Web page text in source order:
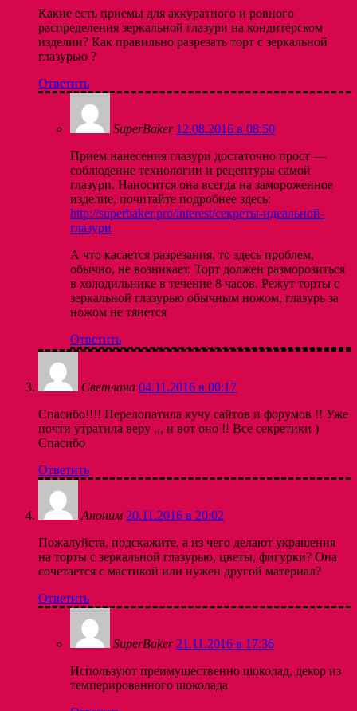
Какие есть приемы для аккуратного и ровного
распределения зеркальной глазури на кондитерском
изделии? Как правильно разрезать торт с зеркальной
глазурью ?
Ответить
SuperBaker 12.08.2016 в 08:50
Прием нанесения глазури достаточно прост —
соблюдение технологии и рецептуры самой
глазури. Наносится она всегда на замороженное
изделие, почитайте подробнее здесь:
http://superbaker.pro/interest/секреты-идеальной-
глазури
А что касается разрезания, то здесь проблем,
обычно, не возникает. Торт должен разморозиться
в холодильнике в течение 8 часов. Режут торты с
зеркальной глазурью обычным ножом, глазурь за
ножом не тянется
Ответить
Светлана 04.11.2016 в 00:17
Спасибо!!!! Перелопатила кучу сайтов и форумов !! Уже
почти утратила веру ,,, и вот оно !! Все секретики )
Спасибо
Ответить
Аноним 20.11.2016 в 20:02
Пожалуйста, подскажите, а из чего делают украшения
на торты с зеркальной глазурью, цветы, фигурки? Она
сочетается с мастикой или нужен другой материал?
Ответить
SuperBaker 21.11.2016 в 17:36
Используют преимущественно шоколад, декор из
темперированного шоколада